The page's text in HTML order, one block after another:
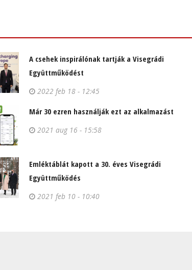
A csehek inspirálónak tartják a Visegrádi
Együttműködést
2022 feb 18 - 12:45
Már 30 ezren használják ezt az alkalmazást
2021 aug 16 - 15:58
Emléktáblát kapott a 30. éves Visegrádi
Együttműködés
2021 feb 10 - 10:40